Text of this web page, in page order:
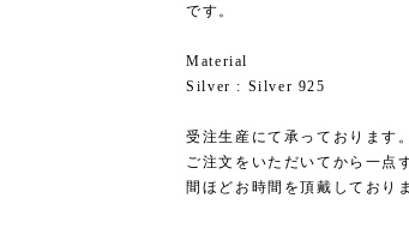
です。
Material
Silver : Silver 925
受注生産にて承っております。
ご注文をいただいてから一点
間ほどお時間を頂戴しており